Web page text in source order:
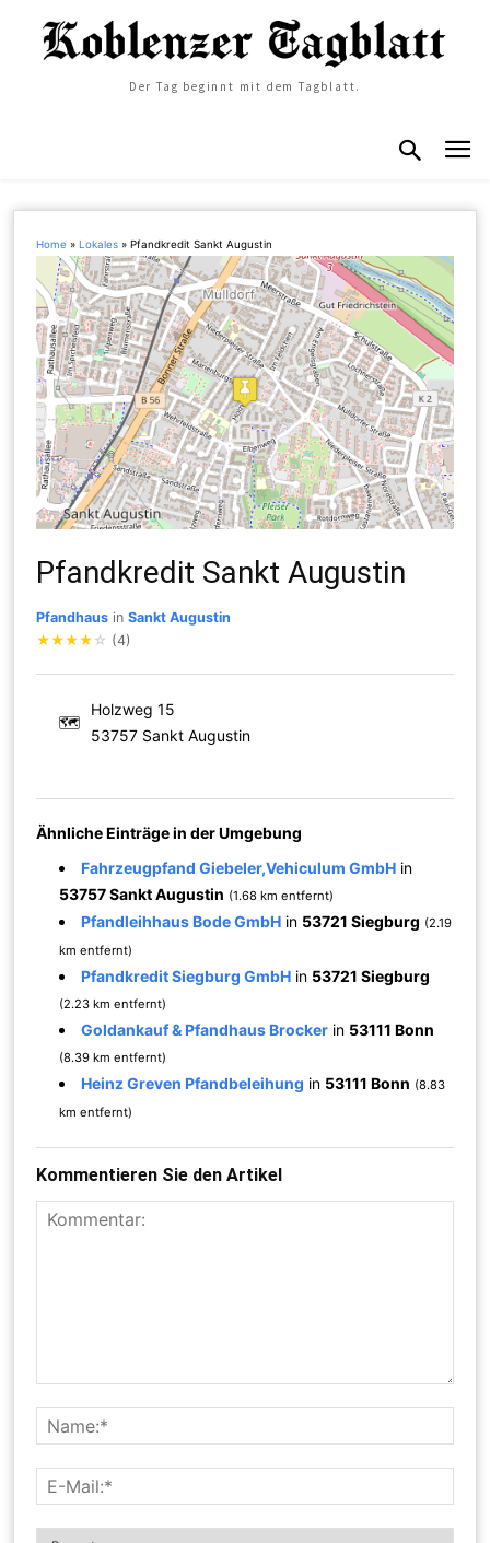
Der Tag beginnt mit dem Tagblatt.
Home »Lokales »Pfandkredit Sankt Augustin
Pfandkredit Sankt Augustin
Pfandhaus inSankt Augustin
★★★★ ☆ (4)
🗺
Holzweg 15
53757 Sankt Augustin
Ähnliche Einträge in der Umgebung
Fahrzeugpfand Giebeler,Vehiculum GmbH in
53757 Sankt Augustin (1.68 km entfernt)
Pfandleihhaus Bode GmbH in 53721 Siegburg (2.19
km entfernt)
Pfandkredit Siegburg GmbH in 53721 Siegburg
(2.23 km entfernt)
Goldankauf & Pfandhaus Brocker in 53111 Bonn
(8.39 km entfernt)
Heinz Greven Pfandbeleihung in 53111 Bonn (8.83
km entfernt)
Kommentieren Sie den Artikel